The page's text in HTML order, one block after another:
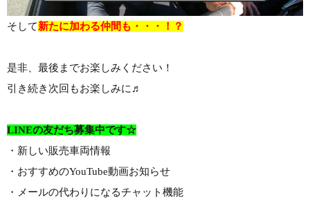
そして新たに加わる仲間も・・・！？
是非、最後までお楽しみください！
引き続き次回もお楽しみに♬
LINEの友だち募集中です☆
・新しい販売車両情報
・おすすめのYouTube動画お知らせ
・メールの代わりになるチャット機能